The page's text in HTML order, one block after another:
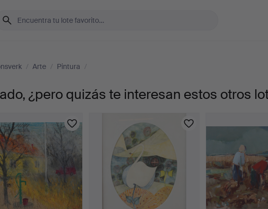
/ Arte / Pintura /
¿pero quizás te interesan estos otros